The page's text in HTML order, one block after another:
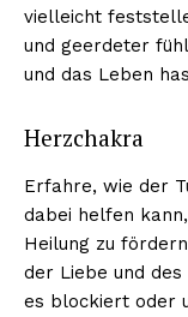
vielleicht
und geerdeter
und das Leben
Herzchakra
Erfahre, wie der
dabei helfen
Heilung zu
der Liebe und
es blockiert oder